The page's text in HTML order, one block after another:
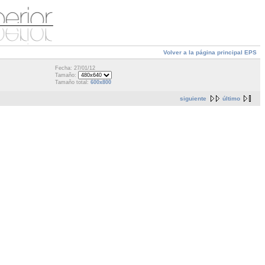
Volver a la página principal EPS
Fecha: 27/01/12
Tamaño:
Tamaño total: 600x800
siguiente último